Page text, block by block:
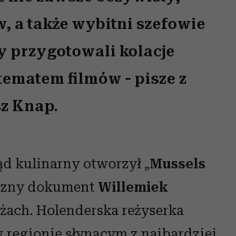
a także wybitni szefowie
przygotowali kolacje
filmów - pisze z
Knap.
kulinarny otworzył „Mussels
dokument Willemiek
Holenderska reżyserka